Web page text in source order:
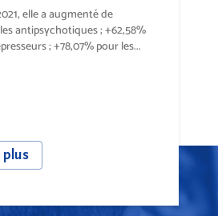
elle a augmenté de
antipsychotiques ; +62,58%
; +78,07% pour les...
plus